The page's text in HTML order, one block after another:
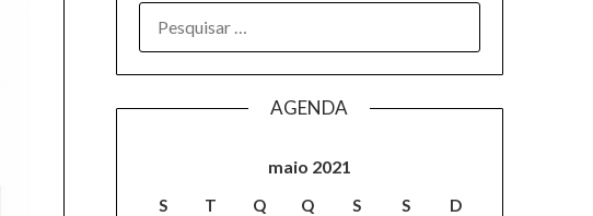
AGENDA
maio 2021
S T Q Q S S
D